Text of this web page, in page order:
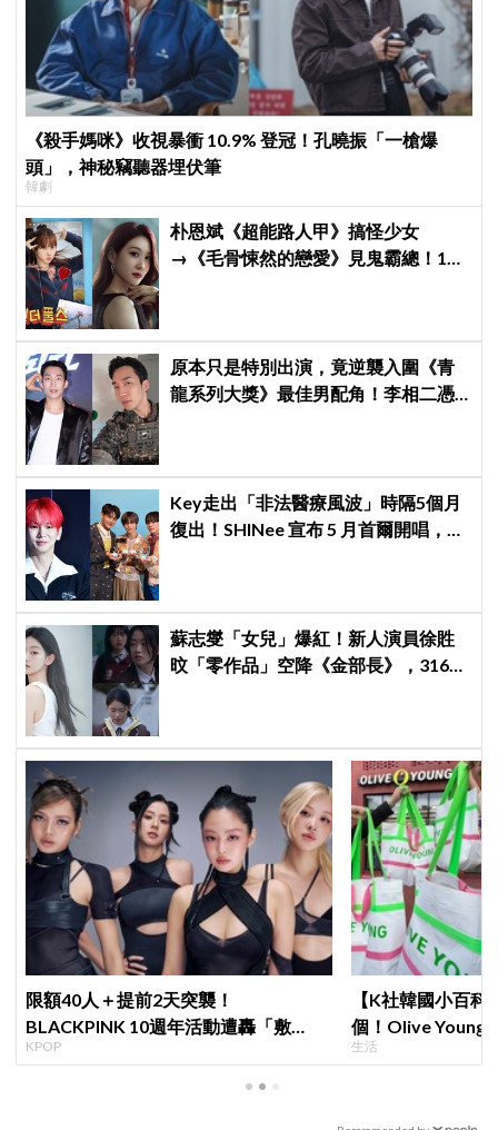
《殺手媽咪》收視暴衝 10.9% 登冠！孔曉振「一槍爆
頭」，神秘竊聽器埋伏筆
韓劇
朴恩斌《超能路人甲》搞怪少女
→《毛骨悚然的戀愛》見鬼霸總！180
原本只是特別出演，竟逆襲入圍《青
龍系列大獎》最佳男配角！李相二憑
Key走出「非法醫療風波」時隔5個月
復出！SHINee 宣布 5 月首爾開唱，
蘇志燮「女兒」爆紅！新人演員徐貹
旼「零作品」空降《金部長》，316萬
限額40人＋提前2天突襲！
BLACKPINK 10週年活動遭轟「敷
衍」，YG急證實：4人確定完全體出席
KPOP
【K社韓國小百
個！Olive Young
遊客，機場「人
生活